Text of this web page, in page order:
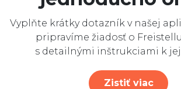
Vyplňte krátky dotazník v našej
pripravíme žiadosť o
s detailnými inštrukciami k
Zistiť viac